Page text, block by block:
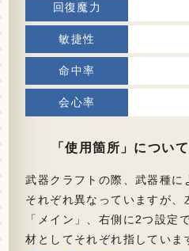
「使用箇所」について
武器クラフトの際、武器種に
それぞれ異なっていますが、
「メイン」、右側に2つ設定
材としてそれぞれ指していま